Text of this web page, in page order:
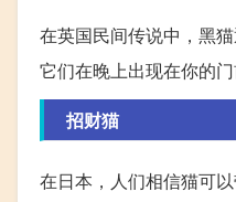
在英国民间传说中，黑
它们在晚上出现在你的门
招财猫
在日本，人们相信猫可